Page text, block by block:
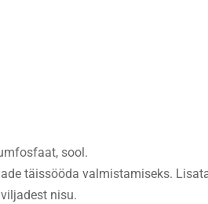
sool.
täissööda valmistamiseks.
nisu.